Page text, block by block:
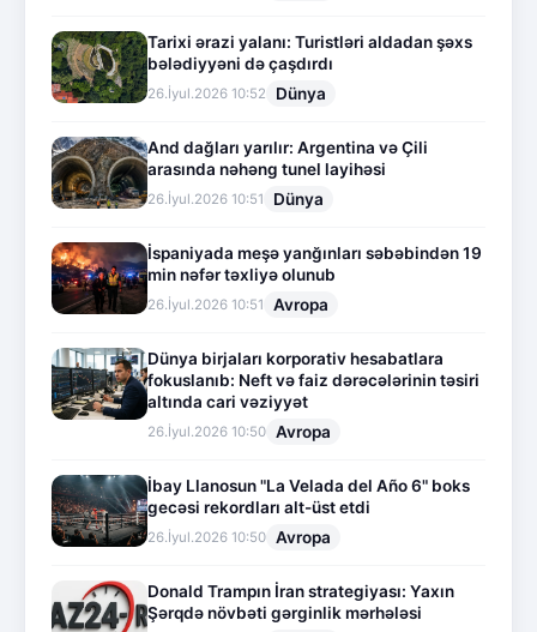
Tarixi ərazi yalanı: Turistləri aldadan şəxs
bələdiyyəni də çaşdırdı
26.İyul.2026 10:52 Dünya
And dağları yarılır: Argentina və Çili
arasında nəhəng tunel layihəsi
26.İyul.2026 10:51 Dünya
İspaniyada meşə yanğınları səbəbindən 19
min nəfər təxliyə olunub
26.İyul.2026 10:51 Avropa
Dünya birjaları korporativ hesabatlara
fokuslanıb: Neft və faiz dərəcələrinin təsiri
altında cari vəziyyət
26.İyul.2026 10:50 Avropa
İbay Llanosun "La Velada del Año 6" boks
gecəsi rekordları alt-üst etdi
26.İyul.2026 10:50 Avropa
Donald Trampın İran strategiyası: Yaxın
Şərqdə növbəti gərginlik mərhələsi